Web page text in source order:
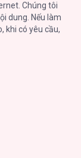
Chúng tôi
dung. Nếu làm
khi có yêu cầu,